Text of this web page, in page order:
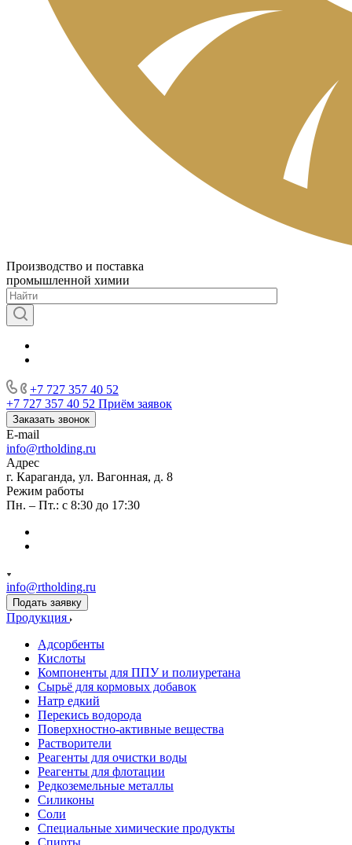
Производство и поставка
промышленной химии
+7 727 357 40 52
+7 727 357 40 52 Приём заявок
Заказать звонок
E-mail
info@rtholding.ru
Адрес
г. Караганда, ул. Вагонная, д. 8
Режим работы
Пн. – Пт.: с 8:30 до 17:30
info@rtholding.ru
Подать заявку
Продукция
Адсорбенты
Кислоты
Компоненты для ППУ и полиуретана
Сырьё для кормовых добавок
Натр едкий
Перекись водорода
Поверхностно-активные вещества
Растворители
Реагенты для очистки воды
Реагенты для флотации
Редкоземельные металлы
Силиконы
Соли
Специальные химические продукты
Спирты